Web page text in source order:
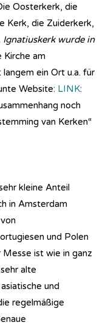
Oosterkerk, die
Kerk, die Zuiderkerk,
Ignatiuskerk wurde in
Kirche am
ein Ort u.a. für
Website: LINK:
noch
van Kerken“
kleine Anteil
in Amsterdam
und Polen
ist wie in ganz
alte
und
regelmäßige